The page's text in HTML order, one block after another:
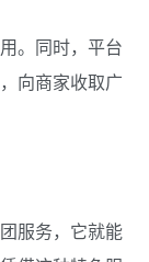
。同时，平台
向商家收取广
服务，它就能